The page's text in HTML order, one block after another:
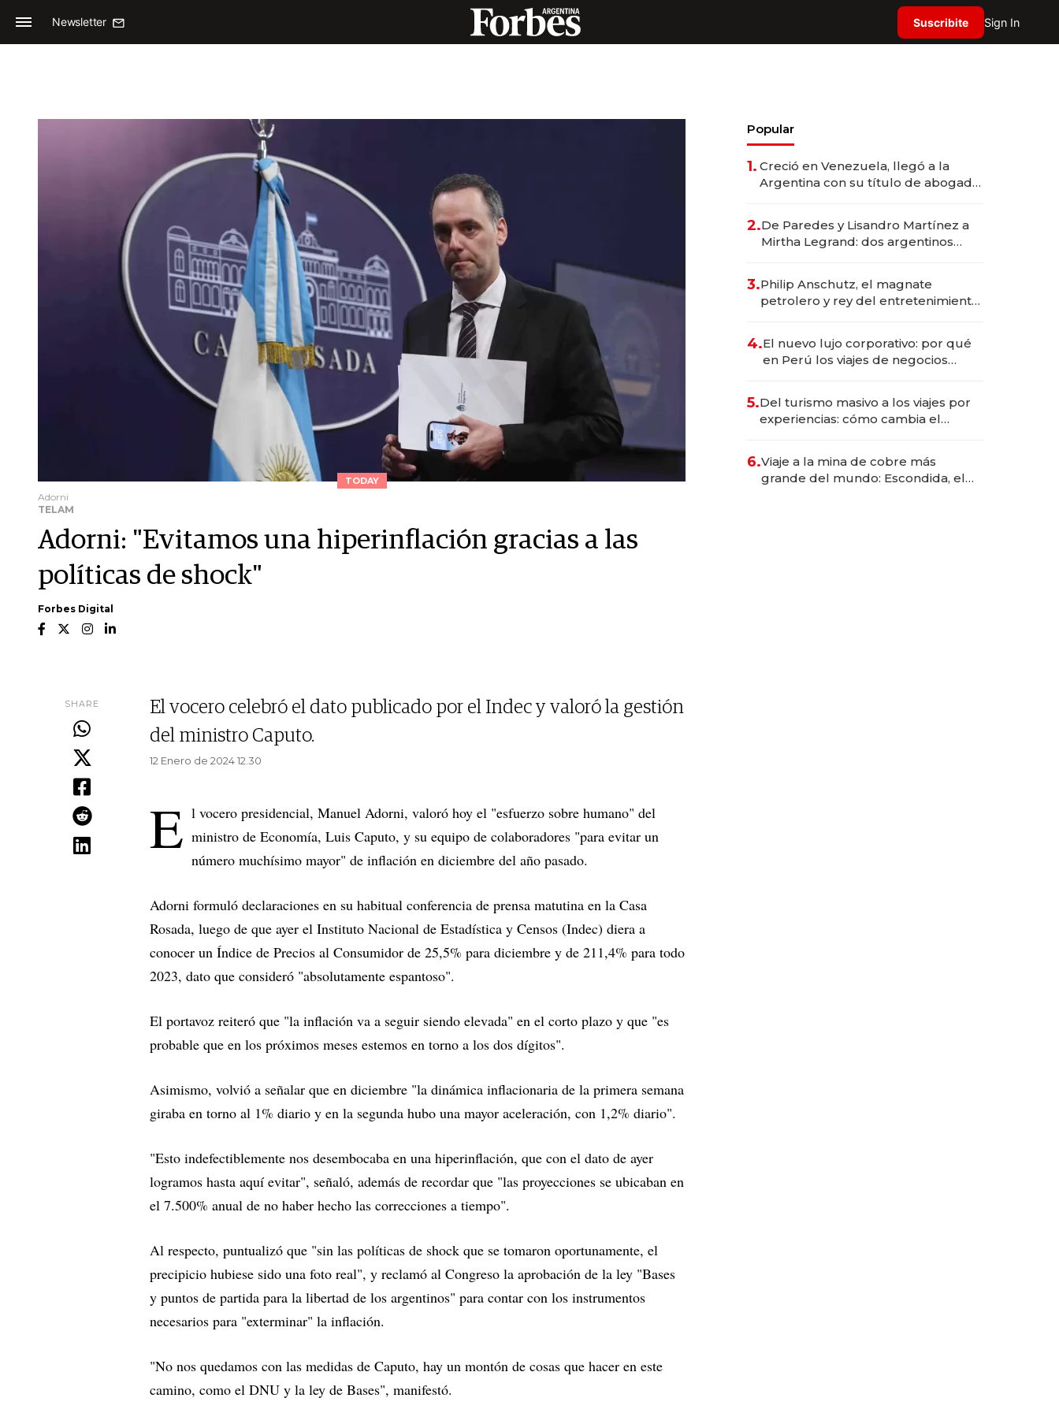
Newsletter Suscribite Sign In
TODAY
Adorni
TELAM
Adorni: "Evitamos una hiperinflación gracias a las
políticas de shock"
Forbes Digital
SHARE
El vocero celebró el dato publicado por el Indec y valoró la gestión
del ministro Caputo.
12 Enero de 2024 12.30
E l vocero presidencial, Manuel Adorni, valoró hoy el "esfuerzo sobre humano" del
ministro de Economía, Luis Caputo, y su equipo de colaboradores "para evitar un
número muchísimo mayor" de inflación en diciembre del año pasado.
Adorni formuló declaraciones en su habitual conferencia de prensa matutina en la Casa
Rosada, luego de que ayer el Instituto Nacional de Estadística y Censos (Indec) diera a
conocer un Índice de Precios al Consumidor de 25,5% para diciembre y de 211,4% para todo
2023, dato que consideró "absolutamente espantoso".
El portavoz reiteró que "la inflación va a seguir siendo elevada" en el corto plazo y que "es
probable que en los próximos meses estemos en torno a los dos dígitos".
Asimismo, volvió a señalar que en diciembre "la dinámica inflacionaria de la primera semana
giraba en torno al 1% diario y en la segunda hubo una mayor aceleración, con 1,2% diario".
"Esto indefectiblemente nos desembocaba en una hiperinflación, que con el dato de ayer
logramos hasta aquí evitar", señaló, además de recordar que "las proyecciones se ubicaban en
el 7.500% anual de no haber hecho las correcciones a tiempo".
Al respecto, puntualizó que "sin las políticas de shock que se tomaron oportunamente, el
precipicio hubiese sido una foto real", y reclamó al Congreso la aprobación de la ley "Bases
y puntos de partida para la libertad de los argentinos" para contar con los instrumentos
necesarios para "exterminar" la inflación.
"No nos quedamos con las medidas de Caputo, hay un montón de cosas que hacer en este
camino, como el DNU y la ley de Bases", manifestó.
Popular
1. Creció en Venezuela, llegó a la
Argentina con su título de abogado
marcas "fast premium"
2.De Paredes y Lisandro Martínez a
Mirtha Legrand: dos argentinos
3.Philip Anschutz, el magnate
petrolero y rey del entretenimiento
4.El nuevo lujo corporativo: por qué
en Perú los viajes de negocios
transformadoras
5.Del turismo masivo a los viajes por
experiencias: cómo cambia el
6.Viaje a la mina de cobre más
grande del mundo: Escondida, el